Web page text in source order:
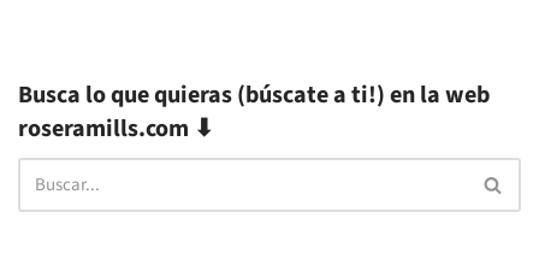
Busca lo que quieras (búscate a ti!) en la web
roseramills.com ⬇